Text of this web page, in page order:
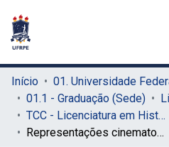
Início
01.1 - Graduação (Sede)
TCC - Licenciatura em História (Sede)
Representações cinematográficas: gênero em cena no ciclo do Recife (1923-1931)